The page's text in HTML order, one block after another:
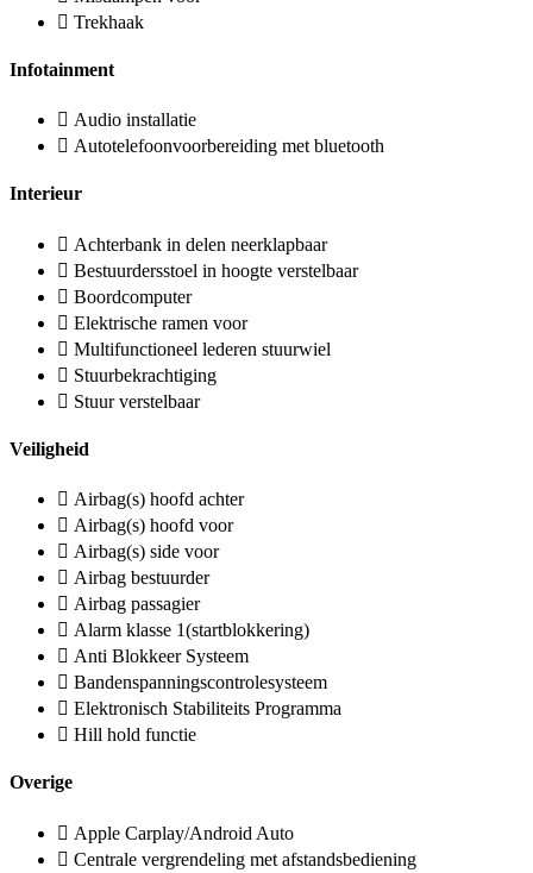
Trekhaak
Infotainment
Audio installatie
Autotelefoonvoorbereiding met bluetooth
Interieur
Achterbank in delen neerklapbaar
Bestuurdersstoel in hoogte verstelbaar
Boordcomputer
Elektrische ramen voor
Multifunctioneel lederen stuurwiel
Stuurbekrachtiging
Stuur verstelbaar
Veiligheid
Airbag(s) hoofd achter
Airbag(s) hoofd voor
Airbag(s) side voor
Airbag bestuurder
Airbag passagier
Alarm klasse 1(startblokkering)
Anti Blokkeer Systeem
Bandenspanningscontrolesysteem
Elektronisch Stabiliteits Programma
Hill hold functie
Overige
Apple Carplay/Android Auto
Centrale vergrendeling met afstandsbediening